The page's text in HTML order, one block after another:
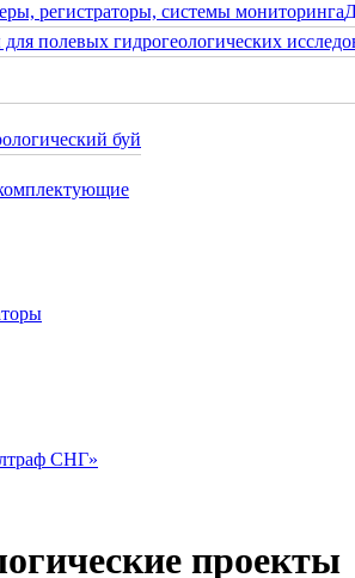
регистраторы, системы мониторинга
полевых гидрогеологических
буй
СНГ»
проекты